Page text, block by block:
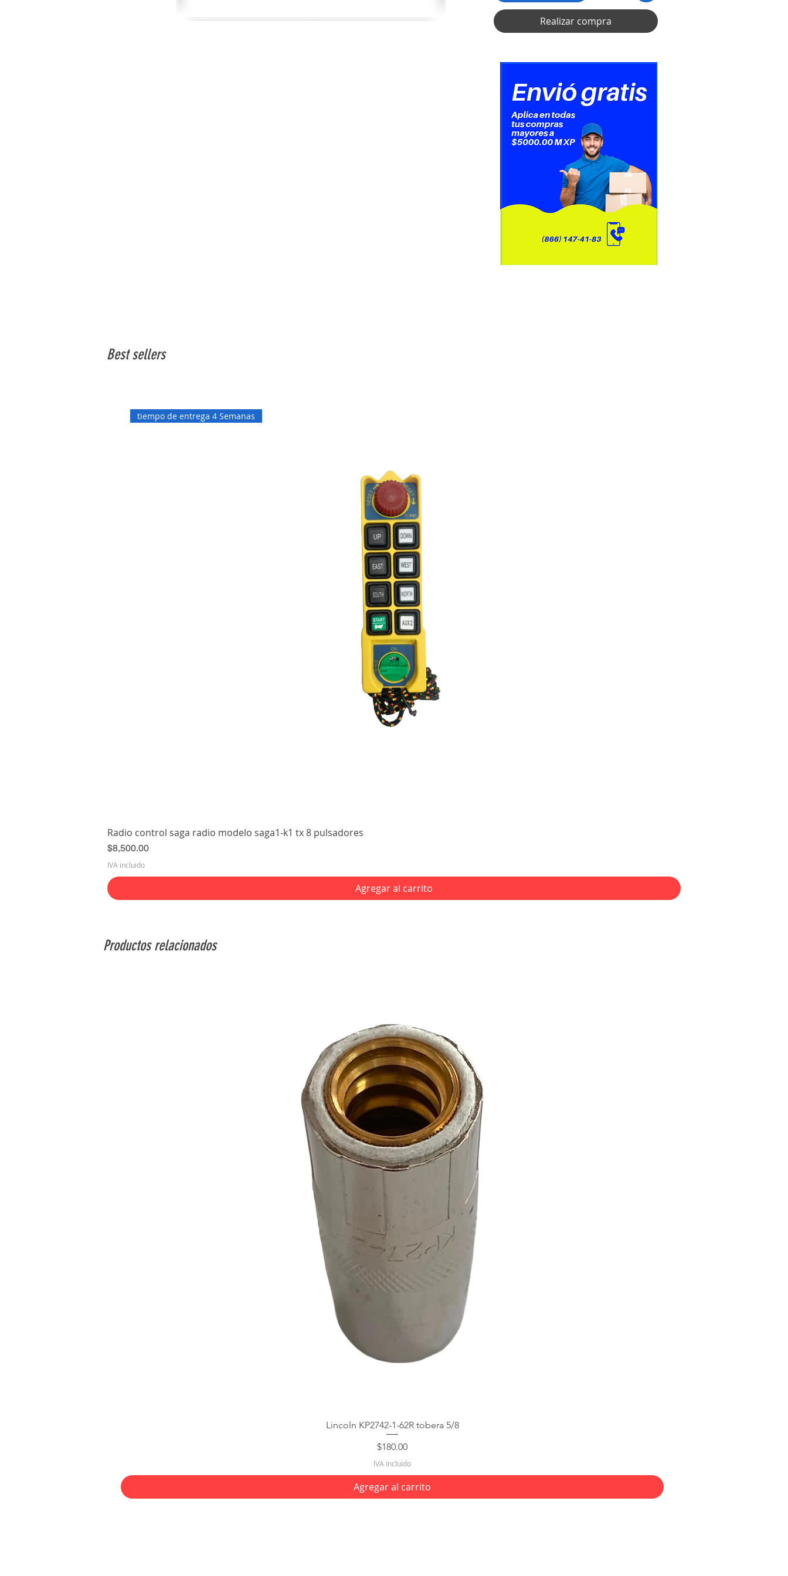
Conexión inalámbrica con alcance de 10
m que permite operar los dispositivos a
estabilidad durante la escritura
constante.
Resistencia a salpicaduras que permite
que los componentes internos sigan
operativos tras el contacto con líquidos.
Compatibilidad con sistemas Windows 7,
Mac, Linux, Chrome y Android OS para
integrar el uso en diversos equipos.
Incluye baterías para la alimentación del
teclado y del mouse permitiendo el uso
inmediato tras retirar el empaque.
Realizar compra
Best sellers
tiempo de entrega 4 Semanas
Radio control saga radio modelo saga1-k1 tx 8 pulsadores
Precio
$8,500.00
IVA incluido
Agregar al carrito
Productos relacionados
Lincoln KP2742-1-62R tobera 5/8
Precio
$180.00
IVA incluido
Agregar al carrito